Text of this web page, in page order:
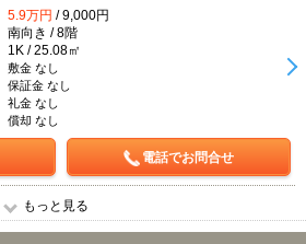
5.9万円 / 9,000円
南向き / 8階
1K / 25.08㎡
敷金 なし
保証金 なし
礼金 なし
償却 なし
電話でお問合せ
もっと見る